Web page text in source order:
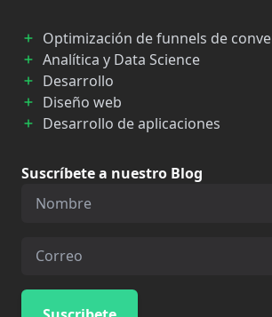
Optimización de funnels de
Analítica y Data Science
Desarrollo
Diseño web
Desarrollo de aplicaciones
Suscríbete a nuestro Blog